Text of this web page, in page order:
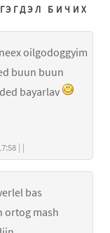
БИЧИХ
oilgodoggyim
buun buun
bayarlav
хэзээ бичсэн: 2009-01-26 17:58 | |
bas
ortog mash